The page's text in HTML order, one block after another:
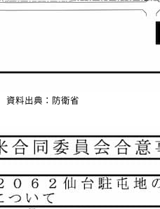
資料出典：防衛省